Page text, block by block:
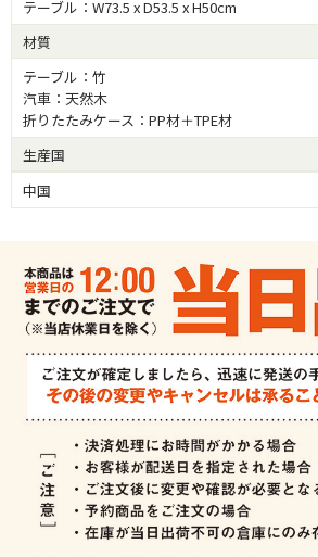
テーブル：W73.5 x D53.5 x H50cm
材質
テーブル：竹
汽車：天然木
折りたたみケース：PP材＋TPE材
生産国
中国